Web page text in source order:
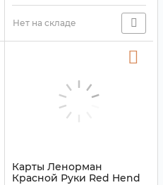
Нет на складе
Карты Ленорман
Красной Руки Red Hend